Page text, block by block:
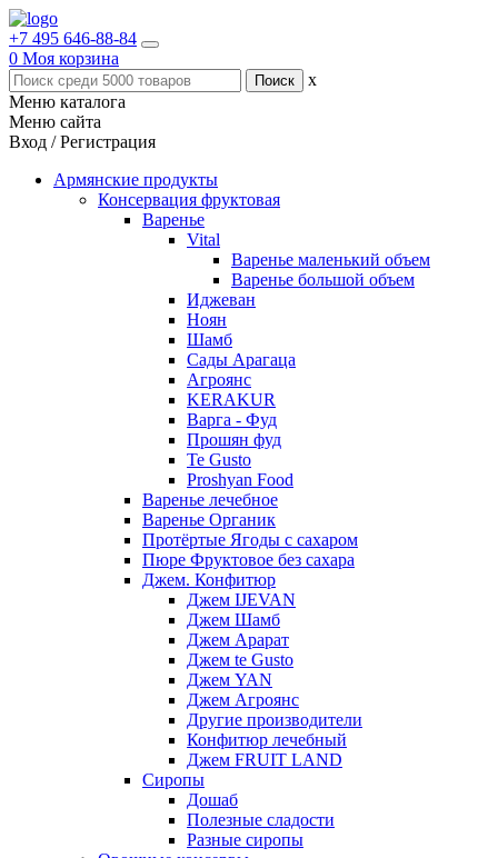
+7 495 646-88-84
0 Моя корзина
x
Меню каталога
Меню сайта
Вход / Регистрация
Армянские продукты
Консервация фруктовая
Варенье
Vital
Варенье маленький объем
Варенье большой объем
Иджеван
Ноян
Шамб
Сады Арагаца
Агроянс
KERAKUR
Варга - Фуд
Прошян фуд
Te Gusto
Proshyan Food
Варенье лечебное
Варенье Органик
Протёртые Ягоды с сахаром
Пюре Фруктовое без сахара
Джем. Конфитюр
Джем IJEVAN
Джем Шамб
Джем Арарат
Джем te Gusto
Джем YAN
Джем Агроянс
Другие производители
Конфитюр лечебный
Джем FRUIT LAND
Сиропы
Дошаб
Полезные сладости
Разные сиропы